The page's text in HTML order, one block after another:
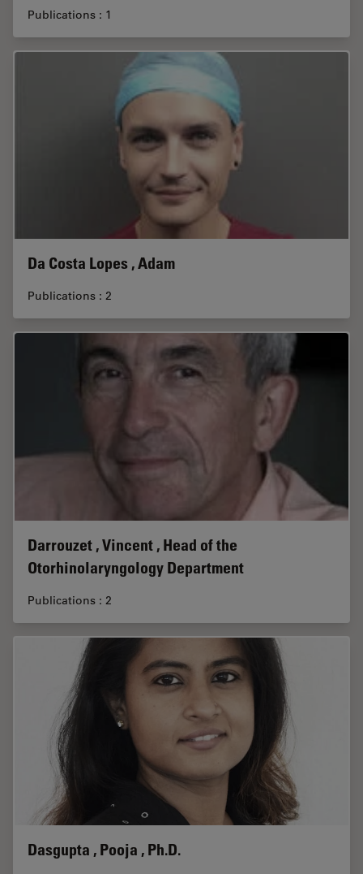
Publications : 1
Da Costa Lopes , Adam
Publications : 2
Darrouzet , Vincent , Head of the
Otorhinolaryngology Department
Publications : 2
Dasgupta , Pooja , Ph.D.